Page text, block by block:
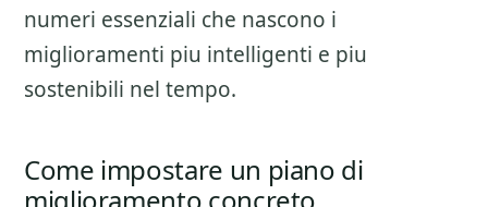
numeri essenziali che nascono i
miglioramenti piu intelligenti e piu
sostenibili nel tempo.
Come impostare un piano di